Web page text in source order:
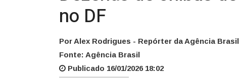
no DF
Por Alex Rodrigues - Repórter da Agência Brasil
Fonte: Agência Brasil
Publicado 16/01/2026 18:02